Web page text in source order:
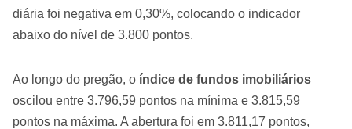
diária foi negativa em 0,30%, colocando o indicador
abaixo do nível de 3.800 pontos.
Ao longo do pregão, o índice de fundos imobiliários
oscilou entre 3.796,59 pontos na mínima e 3.815,59
pontos na máxima. A abertura foi em 3.811,17 pontos,